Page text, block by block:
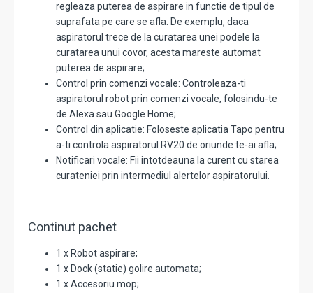
regleaza puterea de aspirare in functie de tipul de
suprafata pe care se afla. De exemplu, daca
aspiratorul trece de la curatarea unei podele la
curatarea unui covor, acesta mareste automat
puterea de aspirare;
Control prin comenzi vocale: Controleaza-ti
aspiratorul robot prin comenzi vocale, folosindu-te
de Alexa sau Google Home;
Control din aplicatie: Foloseste aplicatia Tapo pentru
a-ti controla aspiratorul RV20 de oriunde te-ai afla;
Notificari vocale: Fii intotdeauna la curent cu starea
curateniei prin intermediul alertelor aspiratorului.
Continut pachet
1 x Robot aspirare;
1 x Dock (statie) golire automata;
1 x Accesoriu mop;